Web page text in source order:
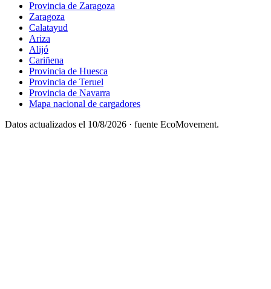
Provincia de Zaragoza
Zaragoza
Calatayud
Ariza
Alijó
Cariñena
Provincia de Huesca
Provincia de Teruel
Provincia de Navarra
Mapa nacional de cargadores
Datos actualizados el 10/8/2026 · fuente EcoMovement.